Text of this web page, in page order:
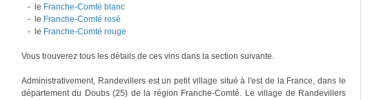
- le Franche-Comté blanc
- le Franche-Comté rosé
- le Franche-Comté rouge
Vous trouverez tous les détails de ces vins dans la section suivante.
Administrativement, Randevillers est un petit village situé à l'est de la France, dans le
département du Doubs (25) de la région Franche-Comté. Le village de Randevillers